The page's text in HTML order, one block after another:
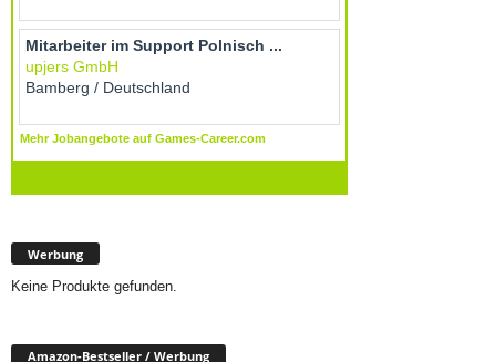
Werbung
Keine Produkte gefunden.
Amazon-Bestseller / Werbung